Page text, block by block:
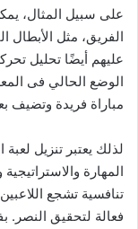
على سبيل المثال،
الفريق، مثل الأبطال
عليهم أيضًا تحليل
الوضع الحالي فى
مباراة فريدة وتضيف
المهارة
تنافسية تشجع
فعالة لتحقيق النصر.